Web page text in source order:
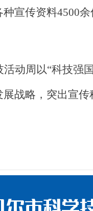
宣传资料4500
活动周以“科技强国
展战略 ，突出宣传